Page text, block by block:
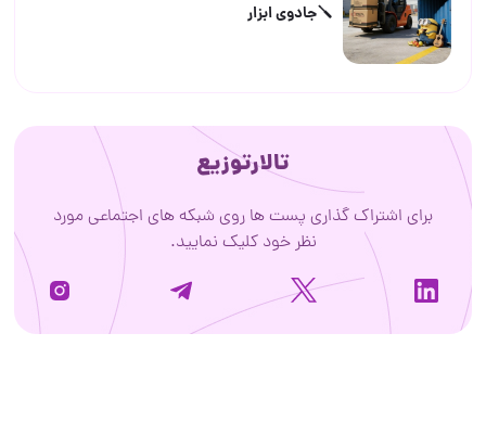
🪛جادوی ابزار
تالارتوزیع
برای اشتراک گذاری پست ها روی شبکه های اجتماعی مورد
نظر خود کلیک نمایید.